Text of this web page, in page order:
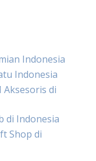
Indonesia
Indonesia
di
di Indonesia
Shop di